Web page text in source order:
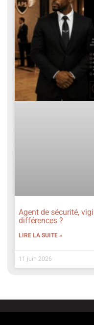
Agent de sécurité,
différences ?
LIRE LA SUITE »
11 juin 2026